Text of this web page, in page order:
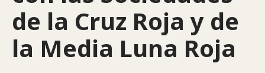
de la Cruz Roja y de
la Media Luna Roja